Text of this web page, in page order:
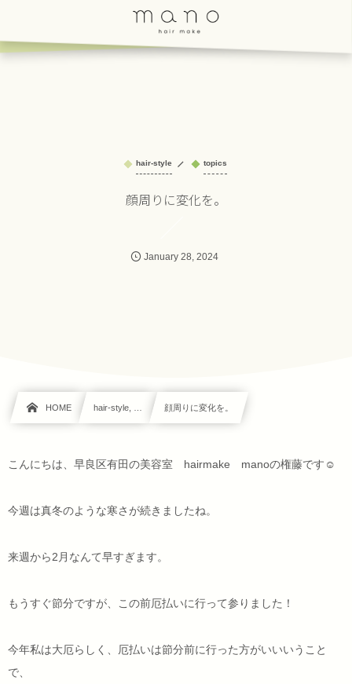
hair-style topics
顔周りに変化を。
January 28, 2024
HOME hair-style, … 顔周りに変化を。
こんにちは、早良区有田の美容室 hairmake manoの権藤です☺
今週は真冬のような寒さが続きましたね。
来週から2月なんて早すぎます。
もうすぐ節分ですが、この前厄払いに行って参りました！
今年私は大厄らしく、厄払いは節分前に行った方がいいいうこと
で、